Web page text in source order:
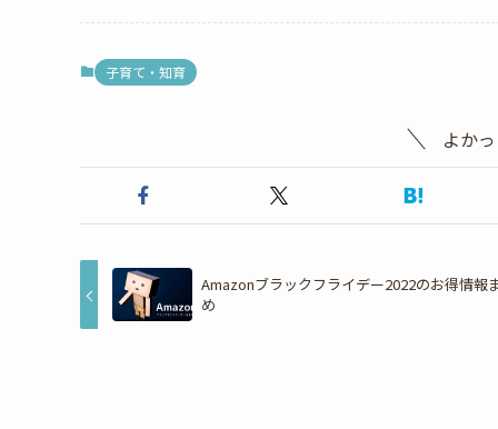
子育て・知育
よか
Amazonブラックフライデー2022のお得情報
め